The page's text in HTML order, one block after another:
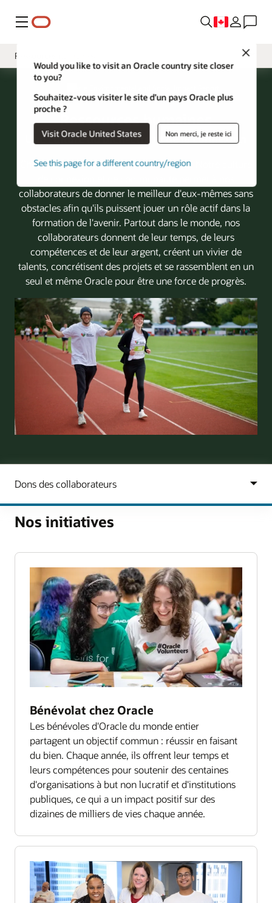
Menu
Close
Would you like to visit an Oracle country site closer
to you?
Souhaitez-vous visiter le site d’un pays Oracle plus
proche ?
Visit Oracle United States Non merci, je reste ici
See this page for a different country/region
Ressources humaines
Présentation
Message de la direction
Philanthropie
Planet
Ressources humaines
Une culture du bien-être et de la connexion
Chez Oracle, chacun peut être lui-même. Notre culture
collaborateurs de donner le meilleur d'eux-mêmes sans
obstacles afin qu'ils puissent jouer un rôle actif dans la
formation de l'avenir. Partout dans le monde, nos
collaborateurs donnent de leur temps, de leurs
compétences et de leur argent, créent un vivier de
talents, concrétisent des projets et se rassemblent en un
seul et même Oracle pour être une force de progrès.
Nos initiatives
Bénévolat chez Oracle
Les bénévoles d'Oracle du monde entier
partagent un objectif commun : réussir en faisant
du bien. Chaque année, ils offrent leur temps et
leurs compétences pour soutenir des centaines
d'organisations à but non lucratif et d'institutions
publiques, ce qui a un impact positif sur des
dizaines de milliers de vies chaque année.